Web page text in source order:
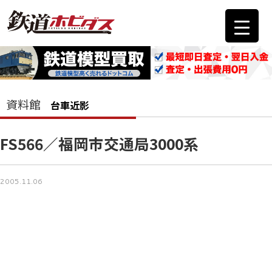
資料館 台車近影
FS566／福岡市交通局3000系
2005.11.06